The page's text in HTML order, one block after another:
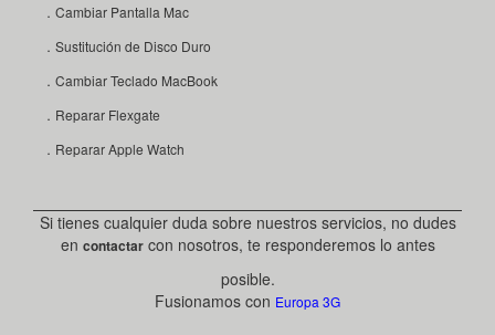
．Cambiar Pantalla Mac
．Sustitución de Disco Duro
．Cambiar Teclado MacBook
．Reparar Flexgate
．Reparar Apple Watch
Si tienes cualquier duda sobre nuestros servicios, no dudes
en contactarcon nosotros, te responderemos lo antes
posible.
Fusionamos con Europa 3G